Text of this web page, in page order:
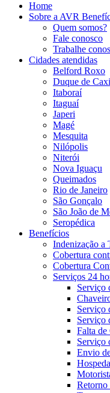
Home
Sobre a AVR
Quem somos?
Fale conosco
Trabalhe
Cidades atendidas
Belford Roxo
Duque de
Itaboraí
Itaguaí
Japeri
Magé
Mesquita
Nilópolis
Niterói
Nova Iguaçu
Queimados
Rio de Janeiro
São Gonçalo
São João de
Seropédica
Benefícios
Indenização a
Cobertura
Cobertura
Serviços 24
Serviço
Serviço
Serviço
Falta de
Serviço
Envio